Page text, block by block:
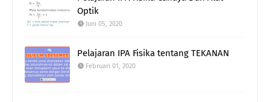
Optik
Juni 05, 2020
Pelajaran IPA Fisika tentang TEKANAN
Februari 01, 2020